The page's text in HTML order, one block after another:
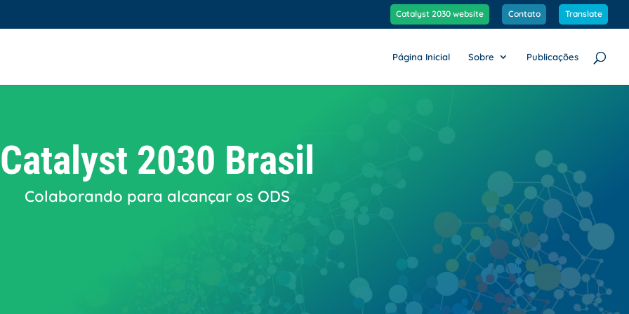
Catalyst 2030 website Contato Translate
Página Inicial Sobre Publicações
Catalyst 2030 Brasil
Colaborando para alcançar os ODS